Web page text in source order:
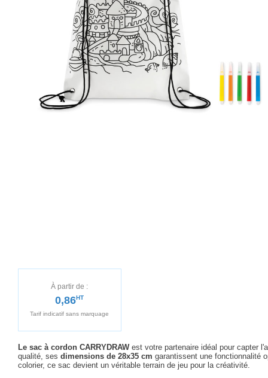
À partir de :
0,86HT
Tarif indicatif sans marquage
Le sac à cordon CARRYDRAWest votre partenaire idéal pour capter
qualité, ses dimensions de 28x35 cm garantissent une fonctionnalité
colorier, ce sac devient un véritable terrain de jeu pour la créativité.